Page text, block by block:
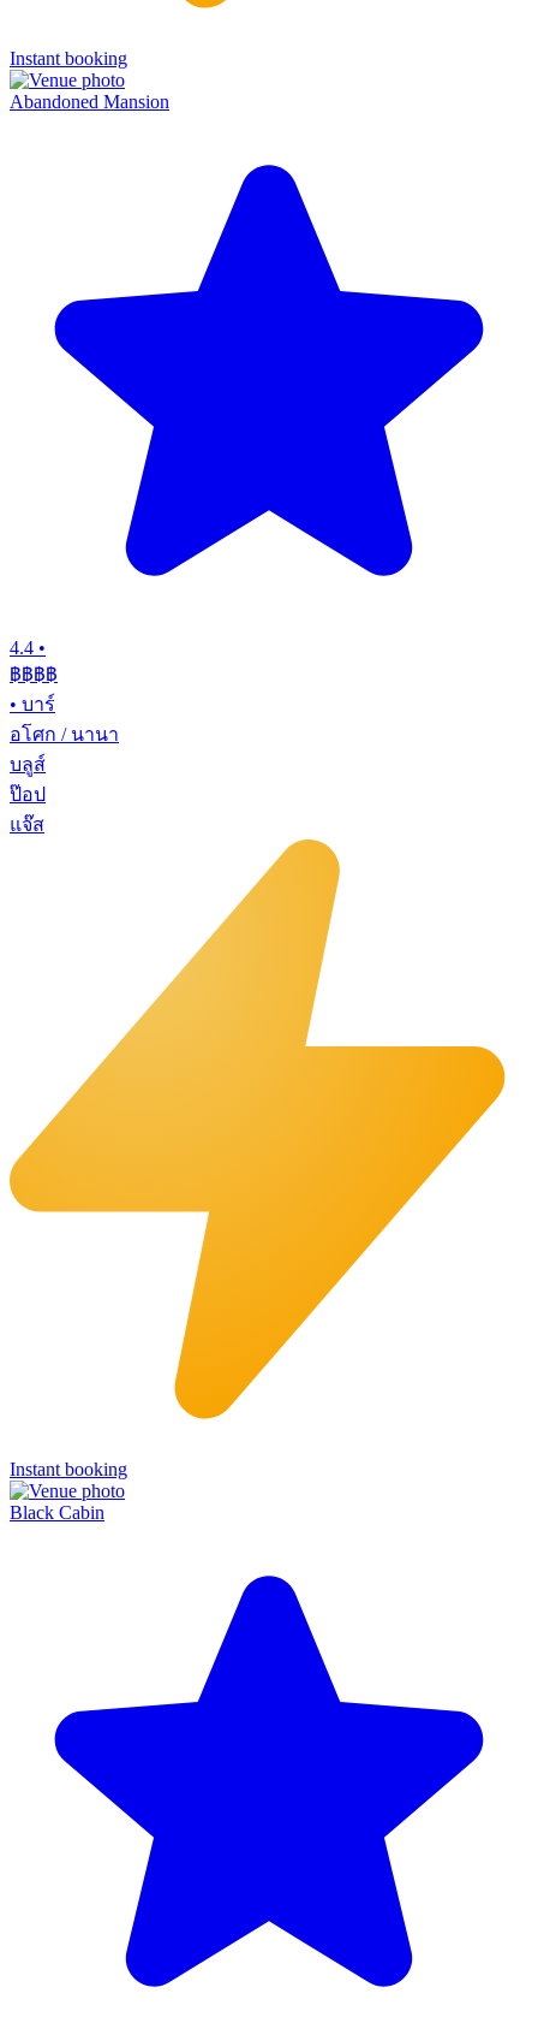
Instant booking
Abandoned Mansion
4.4 •
฿฿฿฿
• บาร์
อโศก / นานา
บลูส์
ป๊อป
แจ๊ส
Instant booking
Black Cabin